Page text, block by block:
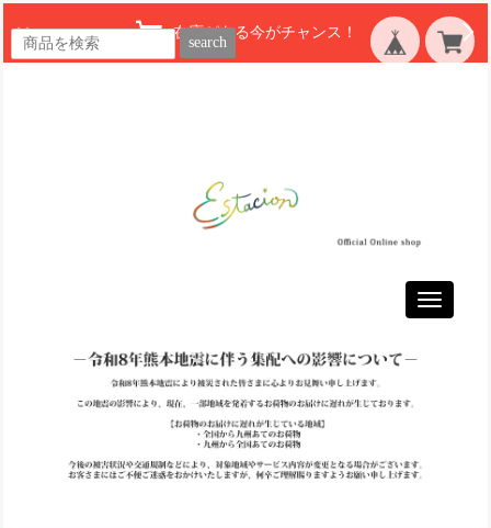
在庫がある今がチャンス！
search
Toggle